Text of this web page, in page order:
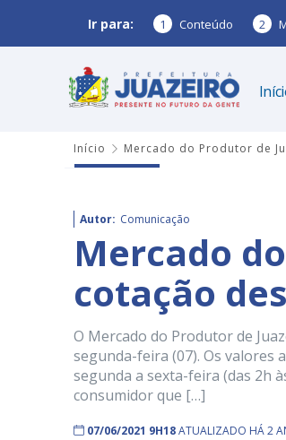
Ir para: 1 Conteúdo 2
Início Mercado do Produtor de
Autor: Comunicação
Mercado
cotação
O Mercado do Produtor de
segunda-feira (07). Os valores
segunda a sexta-feira (das 2h
consumidor que […]
07/06/2021 9H18ATUALIZADO HÁ 2